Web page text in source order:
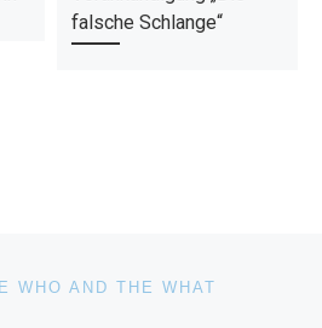
falsche Schlange“
WHO AND THE WHAT